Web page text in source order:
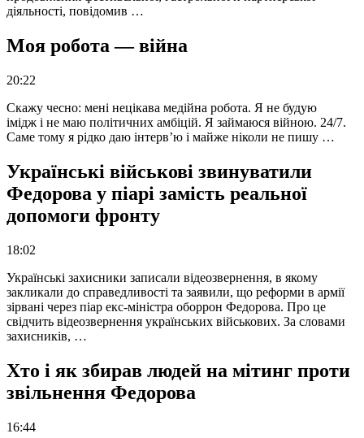
діяльності, повідомив …
Моя робота — війна
20:22
Скажу чесно: мені нецікава медійна робота. Я не будую
імідж і не маю політичних амбіцій. Я займаюся війною. 24/7.
Саме тому я рідко даю інтерв’ю і майже ніколи не пишу …
Українські військові звинуватили
Федорова у піарі замість реальної
допомоги фронту
18:02
Українські захисники записали відеозвернення, в якому
закликали до справедливості та заявили, що реформи в армії
зірвані через піар екс-міністра оборрон Федорова. Про це
свідчить відеозвернення українських військових. За словами
захисників, …
Хто і як збирав людей на мітинг проти
звільнення Федорова
16:44